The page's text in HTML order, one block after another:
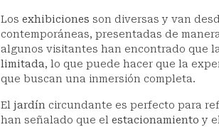
Los exhibiciones son diversas y van
contemporáneas, presentadas de
algunos visitantes han encontrado que
limitada, lo que puede hacer que la
que buscan una inmersión completa.
El jardín circundante es perfecto para
han señalado que el estacionamiento y